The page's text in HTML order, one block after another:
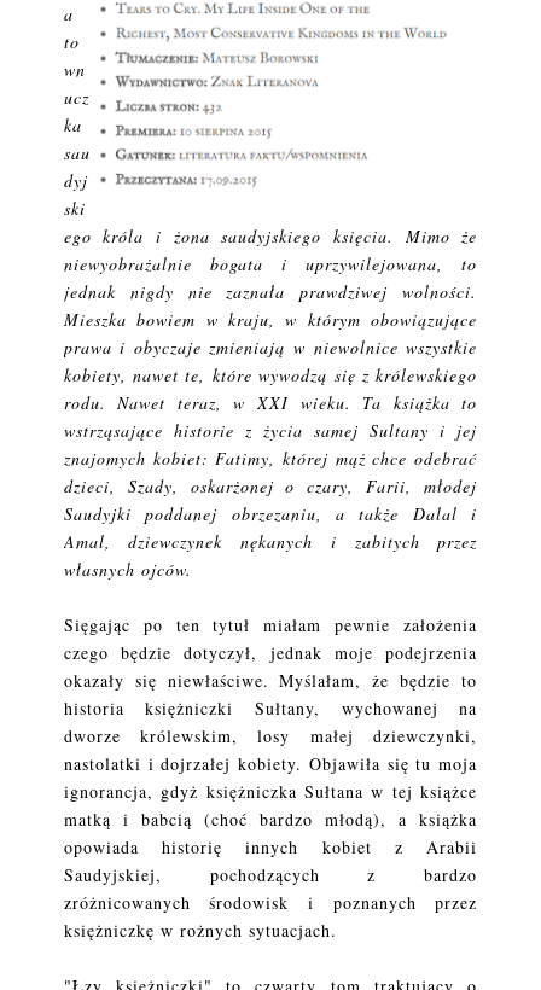
a
to
wn
ucz
ka
sau
dyj
ski
ego króla i żona saudyjskiego księcia. Mimo że
niewyobrażalnie bogata i uprzywilejowana, to
jednak nigdy nie zaznała prawdziwej wolności.
Mieszka bowiem w kraju, w którym obowiązujące
prawa i obyczaje zmieniają w niewolnice wszystkie
kobiety, nawet te, które wywodzą się z królewskiego
rodu. Nawet teraz, w XXI wieku. Ta książka to
wstrząsające historie z życia samej Sultany i jej
znajomych kobiet: Fatimy, której mąż chce odebrać
dzieci, Szady, oskarżonej o czary, Farii, młodej
Saudyjki poddanej obrzezaniu, a także Dalal i
Amal, dziewczynek nękanych i zabitych przez
własnych ojców.
Sięgając po ten tytuł miałam pewnie założenia
czego będzie dotyczył, jednak moje podejrzenia
okazały się niewłaściwe. Myślałam, że będzie to
historia księżniczki Sułtany, wychowanej na
dworze królewskim, losy małej dziewczynki,
nastolatki i dojrzałej kobiety. Objawiła się tu moja
ignorancja, gdyż księżniczka Sułtana w tej książce
matką i babcią (choć bardzo młodą), a książka
opowiada historię innych kobiet z Arabii
Saudyjskiej, pochodzących z bardzo
zróżnicowanych środowisk i poznanych przez
księżniczkę w rożnych sytuacjach.